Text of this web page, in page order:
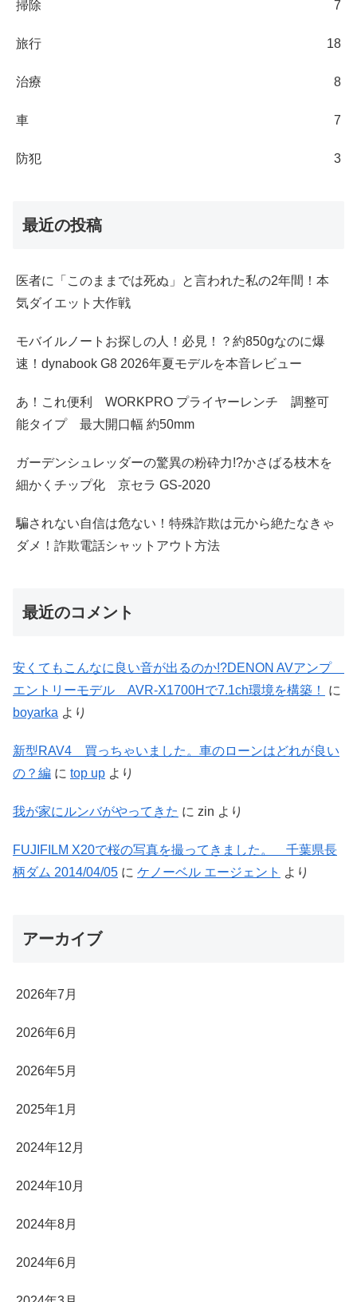
掃除 7
旅行 18
治療 8
車 7
防犯 3
最近の投稿
医者に「このままでは死ぬ」と言われた私の2年間！本
気ダイエット大作戦
モバイルノートお探しの人！必見！？約850gなのに爆
速！dynabook G8 2026年夏モデルを本音レビュー
あ！これ便利 WORKPRO プライヤーレンチ 調整可
能タイプ 最大開口幅 約50mm
ガーデンシュレッダーの驚異の粉砕力!?かさばる枝木を
細かくチップ化 京セラ GS-2020
騙されない自信は危ない！特殊詐欺は元から絶たなきゃ
ダメ！詐欺電話シャットアウト方法
最近のコメント
安くてもこんなに良い音が出るのか!?DENON AVアンプ
エントリーモデル AVR-X1700Hで7.1ch環境を構築！
に
boyarka より
新型RAV4 買っちゃいました。車のローンはどれが良い
の？編 に top up より
我が家にルンバがやってきた に zin より
FUJIFILM X20で桜の写真を撮ってきました。 千葉県長
柄ダム 2014/04/05 に ケノーベル エージェント より
アーカイブ
2026年7月
2026年6月
2026年5月
2025年1月
2024年12月
2024年10月
2024年8月
2024年6月